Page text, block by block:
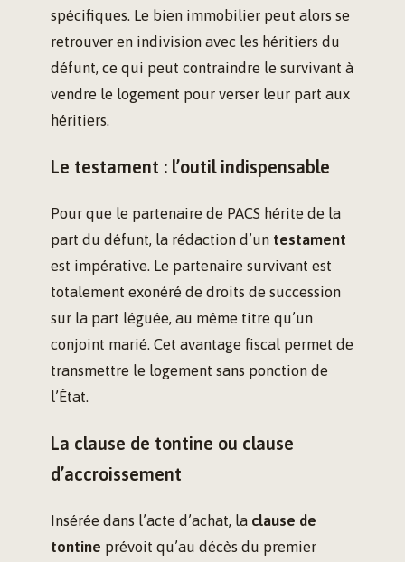
spécifiques. Le bien immobilier peut alors se
retrouver en indivision avec les héritiers du
défunt, ce qui peut contraindre le survivant à
vendre le logement pour verser leur part aux
héritiers.
Le testament : l’outil indispensable
Pour que le partenaire de PACS hérite de la
part du défunt, la rédaction d’un testament
est impérative. Le partenaire survivant est
totalement exonéré de droits de succession
sur la part léguée, au même titre qu’un
conjoint marié. Cet avantage fiscal permet de
transmettre le logement sans ponction de
l’État.
La clause de tontine ou clause
d’accroissement
Insérée dans l’acte d’achat, la clause de
tontine prévoit qu’au décès du premier